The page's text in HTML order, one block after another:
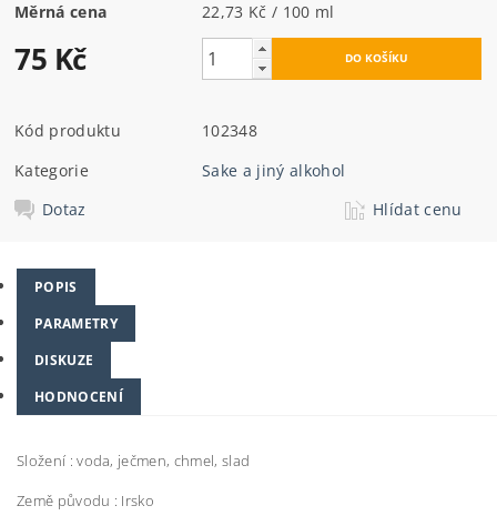
Měrná cena 22,73 Kč / 100 ml
75 Kč
Kód produktu
102348
Kategorie
Sake a jiný alkohol
Dotaz
Hlídat cenu
POPIS
PARAMETRY
DISKUZE
HODNOCENÍ
Složení : voda, ječmen, chmel, slad
Země původu : Irsko